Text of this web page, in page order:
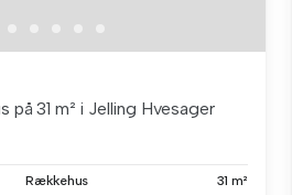
31 m² i Jelling Hvesager
Rækkehus 31 m²